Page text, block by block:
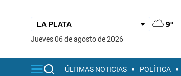
9°
jueves 06 de agosto de 2026
ÚLTIMAS NOTICIAS POLÍTICA